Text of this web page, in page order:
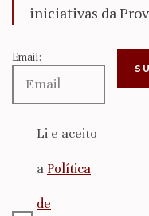
iniciativas da
Email:
Li e aceito
a Política
de